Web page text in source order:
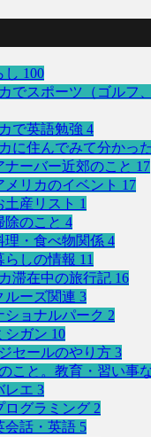
し 100
でスポーツ（ゴルフ
で英語勉強 4
に住んでみて分かっ
ナーバー近郊のこと 17
メリカのイベント 17
土産リスト 1
除のこと 4
理・食べ物関係 4
らしの情報 11
滞在中の旅行記 16
ルーズ関連 3
ショナルパーク 2
シガン 10
セールのやり方 3
こと。教育・習い事
レエ 3
ログラミング 2
会話・英語 5